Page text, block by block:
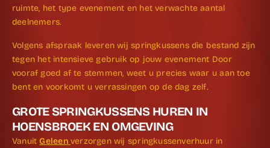
ruimte, het type evenement en het verwachte aantal
deelnemers.
Volgens afspraak leveren wij springkussens die bestand zijn
tegen het intensieve gebruik op jouw evenement Door
vooraf goed af te stemmen, weet u precies waar u aan toe
bent en voorkomt u verrassingen op de dag zelf.
GROTE SPRINGKUSSENS HUREN IN
HOENSBROEK EN OMGEVING
VanuitGeleen verzorgen wij springkussenverhuur in